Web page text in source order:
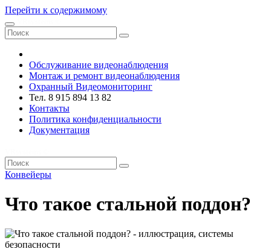
Перейти к содержимому
Обслуживание видеонаблюдения
Монтаж и ремонт видеонаблюдения
Охранный Видеомониторинг
Тел. 8 915 894 13 82
Контакты
Политика конфиденциальности
Документация
Конвейеры
Что такое стальной поддон?